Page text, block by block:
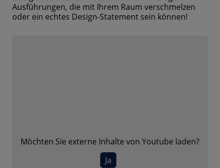
Ausführungen, die mit Ihrem Raum verschmelzen
oder ein echtes Design-Statement sein können!
Möchten Sie externe Inhalte von Youtube laden?
Ja